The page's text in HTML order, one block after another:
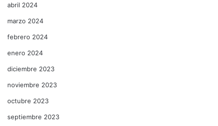
abril 2024
marzo 2024
febrero 2024
enero 2024
diciembre 2023
noviembre 2023
octubre 2023
septiembre 2023